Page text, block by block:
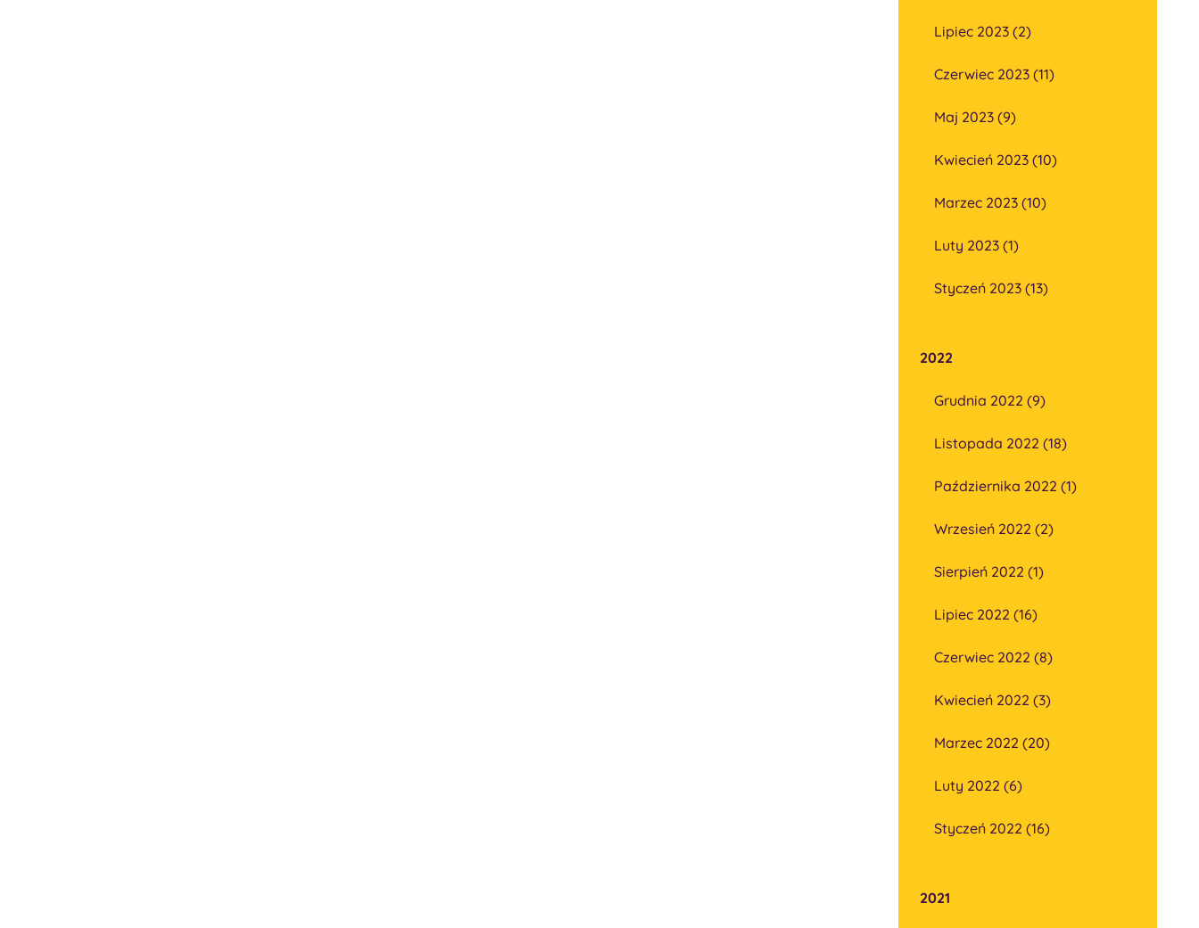
Lipiec 2023 (2)
Czerwiec 2023 (11)
Maj 2023 (9)
Kwiecień 2023 (10)
Marzec 2023 (10)
Luty 2023 (1)
Styczeń 2023 (13)
2022
Grudnia 2022 (9)
Listopada 2022 (18)
Października 2022 (1)
Wrzesień 2022 (2)
Sierpień 2022 (1)
Lipiec 2022 (16)
Czerwiec 2022 (8)
Kwiecień 2022 (3)
Marzec 2022 (20)
Luty 2022 (6)
Styczeń 2022 (16)
2021